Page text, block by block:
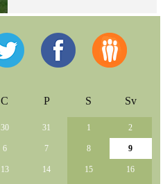
C P S Sv
30 31 1 2
6 7 8 9
13 14 15 16